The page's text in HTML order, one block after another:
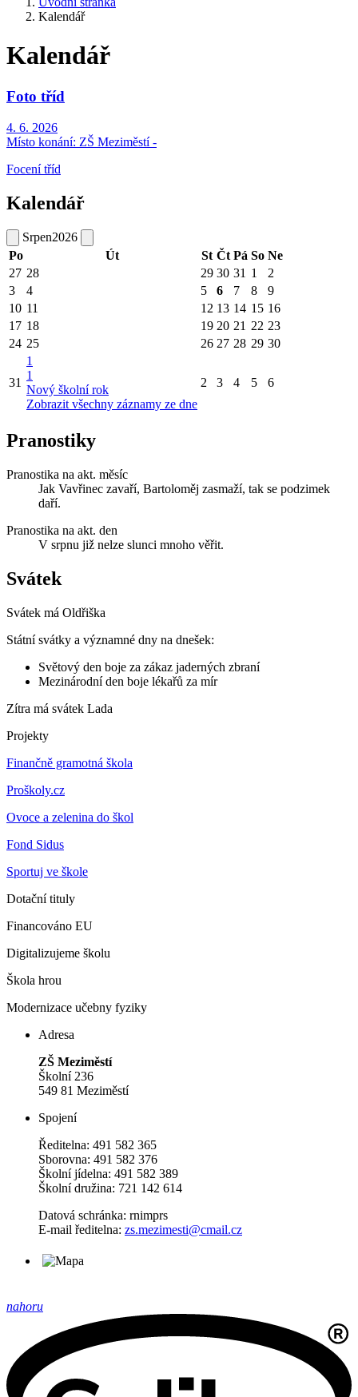
Kalendář
Kalendář
Foto tříd
4. 6. 2026
Místo konání: ZŠ Meziměstí -
Focení tříd
Kalendář
Srpen2026
Po
Út St Čt Pá So Ne
27 28 29 30 31 1
2
3
4 5 6 7 8
9
10 11 12 13 14 15 16
17 18 19 20 21 22 23
24 25 26 27 28 29 30
31
1
1
Nový školní rok
Zobrazit všechny záznamy ze dne
2 3 4 5 6
Pranostiky
Pranostika na akt. měsíc
Jak Vavřinec zavaří, Bartoloměj zasmaží, tak se podzimek
daří.
Pranostika na akt. den
V srpnu již nelze slunci mnoho věřit.
Svátek
Svátek má Oldřiška
Státní svátky a významné dny na dnešek:
Světový den boje za zákaz jaderných zbraní
Mezinárodní den boje lékařů za mír
Zítra má svátek Lada
Projekty
Finančně gramotná škola
Proškoly.cz
Ovoce a zelenina do škol
Fond Sidus
Sportuj ve škole
Dotační tituly
Financováno EU
Digitalizujeme školu
Škola hrou
Modernizace učebny fyziky
Adresa
ZŠ Meziměstí
Školní 236
549 81 Meziměstí
Spojení
Ředitelna: 491 582 365
Sborovna: 491 582 376
Školní jídelna: 491 582 389
Školní družina: 721 142 614
Datová schránka: rnimprs
E-mail ředitelna: zs.mezimesti@cmail.cz
nahoru